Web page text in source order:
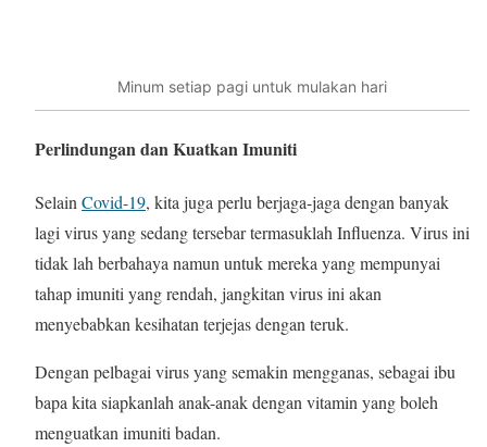
Minum setiap pagi untuk mulakan hari
Perlindungan dan Kuatkan Imuniti
Selain Covid-19, kita juga perlu berjaga-jaga dengan banyak
lagi virus yang sedang tersebar termasuklah Influenza. Virus ini
tidak lah berbahaya namun untuk mereka yang mempunyai
tahap imuniti yang rendah, jangkitan virus ini akan
menyebabkan kesihatan terjejas dengan teruk.
Dengan pelbagai virus yang semakin mengganas, sebagai ibu
bapa kita siapkanlah anak-anak dengan vitamin yang boleh
menguatkan imuniti badan.